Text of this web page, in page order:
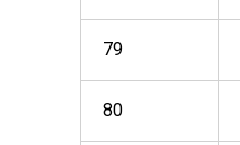
79
80